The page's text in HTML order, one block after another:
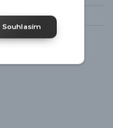
Souhlasím